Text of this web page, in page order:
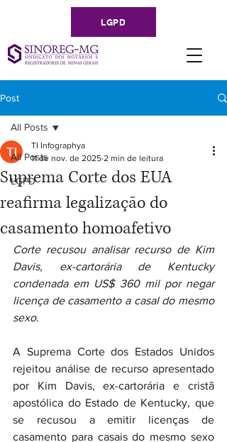
LGPD
Post
All Posts
LGPD
All Posts
Suprema Corte dos EUA
reafirma legalização do
casamento homoafetivo
TI Infographya
11 de nov. de 2025 2 min de leitura
Corte recusou analisar recurso de Kim
Davis, ex-cartorária de Kentucky
condenada em US$ 360 mil por negar
licença de casamento a casal do mesmo
sexo.
A Suprema Corte dos Estados Unidos
rejeitou análise de recurso apresentado
por Kim Davis, ex-cartorária e cristã
apostólica do Estado de Kentucky, que
se recusou a emitir licenças de
casamento para casais do mesmo sexo